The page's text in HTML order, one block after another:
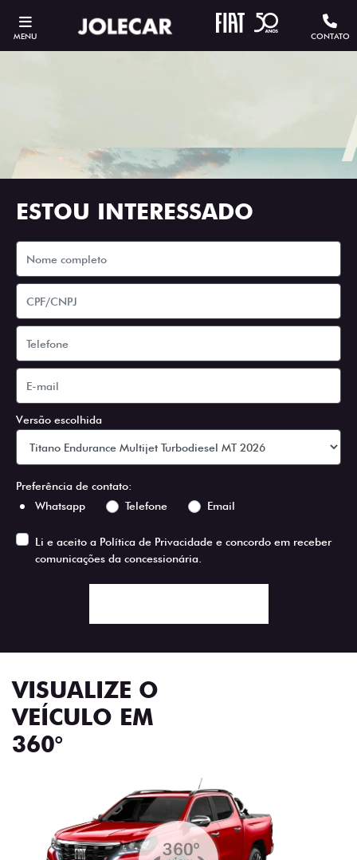
MENU CONTATO
ESTOU INTERESSADO
Versão escolhida
Preferência de contato:
Whatsapp
Telefone Email
Li e aceito a Política de Privacidade e concordo em receber
comunicações da concessionária.
VISUALIZE O
VEÍCULO EM
360°